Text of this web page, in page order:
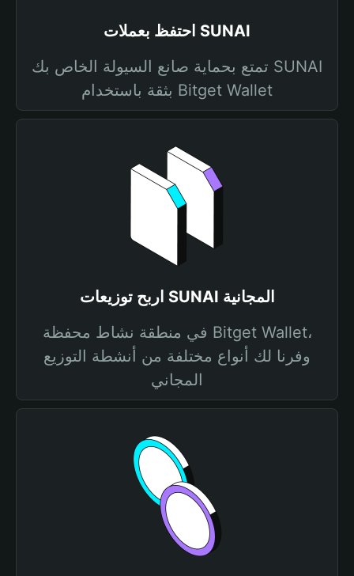
احتفظ بعملات SUNAI
تمتع بحماية صانع السيولة الخاص بك SUNAI
بثقة باستخدام Bitget Wallet
اربح توزيعات SUNAI المجانية
في منطقة نشاط محفظة Bitget Wallet،
وفرنا لك أنواع مختلفة من أنشطة التوزيع
المجاني